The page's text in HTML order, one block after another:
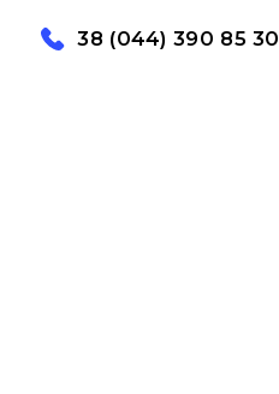
38 (044) 390 85 30